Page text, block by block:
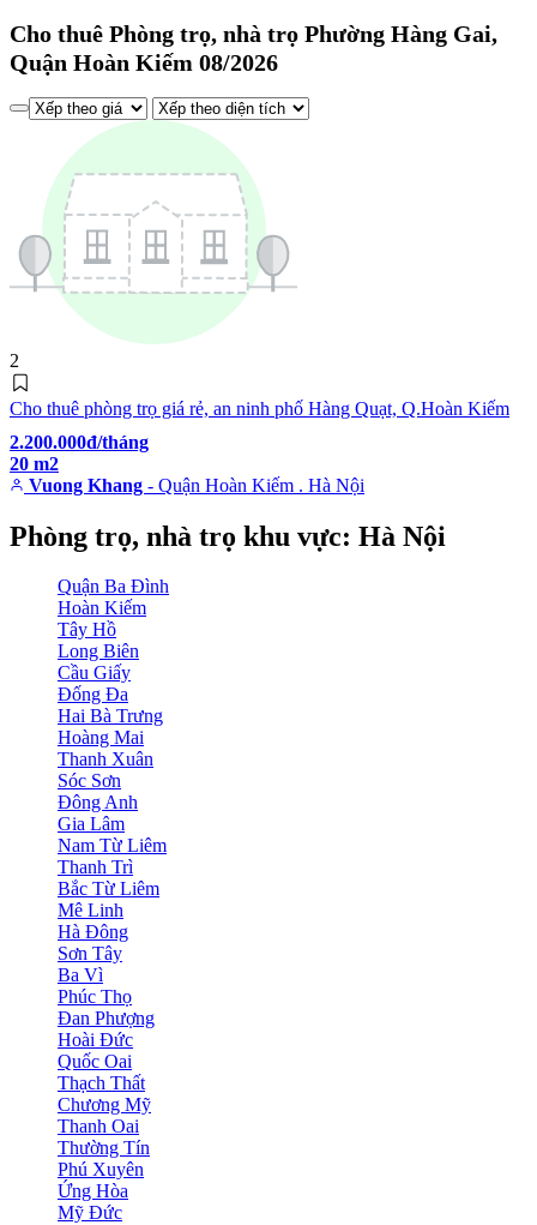
Cho thuê Phòng trọ, nhà trọ Phường Hàng Gai,
Quận Hoàn Kiếm 08/2026
2
Cho thuê phòng trọ giá rẻ, an ninh phố Hàng Quạt, Q.Hoàn Kiếm
2.200.000đ/tháng
20 m2
Vuong Khang - Quận Hoàn Kiếm . Hà Nội
Phòng trọ, nhà trọ khu vực: Hà Nội
Quận Ba Đình
Hoàn Kiếm
Tây Hồ
Long Biên
Cầu Giấy
Đống Đa
Hai Bà Trưng
Hoàng Mai
Thanh Xuân
Sóc Sơn
Đông Anh
Gia Lâm
Nam Từ Liêm
Thanh Trì
Bắc Từ Liêm
Mê Linh
Hà Đông
Sơn Tây
Ba Vì
Phúc Thọ
Đan Phượng
Hoài Đức
Quốc Oai
Thạch Thất
Chương Mỹ
Thanh Oai
Thường Tín
Phú Xuyên
Ứng Hòa
Mỹ Đức